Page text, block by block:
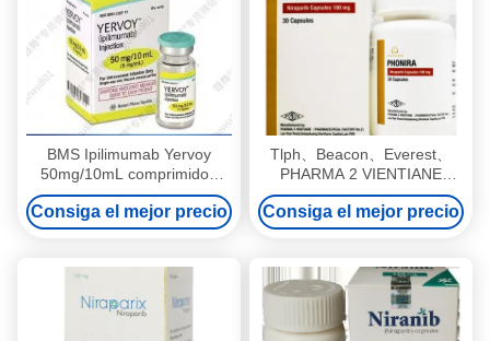
BMS Ipilimumab Yervoy
50mg/10mL comprimidos
Cáncer colorrectal,
carcinoma de células
renales, melanoma,
cáncer de pulmón de células
pleural maligno para cáncer
en estadio 1 2 3
Consiga el mejor precio
Tlph、Beacon、Everest、
PHARMA 2 VIENTIANE
Niraparib ZL-2306 PHONIRA
100mg*30 comprimidos
Cáncer de ovario, cáncer de
peritoneal para cáncer en
estadio 1, 2 y 3
Consiga el mejor precio